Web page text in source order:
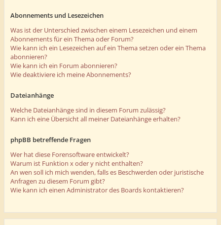
Abonnements und Lesezeichen
Was ist der Unterschied zwischen einem Lesezeichen und einem
Abonnements für ein Thema oder Forum?
Wie kann ich ein Lesezeichen auf ein Thema setzen oder ein Thema
abonnieren?
Wie kann ich ein Forum abonnieren?
Wie deaktiviere ich meine Abonnements?
Dateianhänge
Welche Dateianhänge sind in diesem Forum zulässig?
Kann ich eine Übersicht all meiner Dateianhänge erhalten?
phpBB betreffende Fragen
Wer hat diese Forensoftware entwickelt?
Warum ist Funktion x oder y nicht enthalten?
An wen soll ich mich wenden, falls es Beschwerden oder juristische
Anfragen zu diesem Forum gibt?
Wie kann ich einen Administrator des Boards kontaktieren?